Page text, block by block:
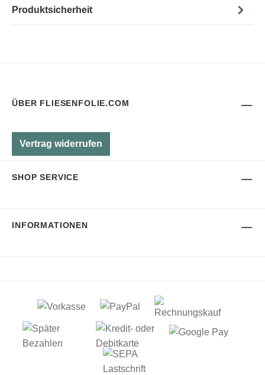
Produktsicherheit
ÜBER FLIESENFOLIE.COM
Vertrag widerrufen
SHOP SERVICE
INFORMATIONEN